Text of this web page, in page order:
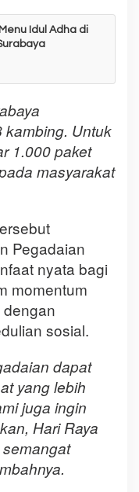
Idul Adha di
kambing. Untuk
1.000 paket
masyarakat
Pegadaian
nyata bagi
momentum
sosial.
dapat
yang lebih
juga ingin
Hari Raya